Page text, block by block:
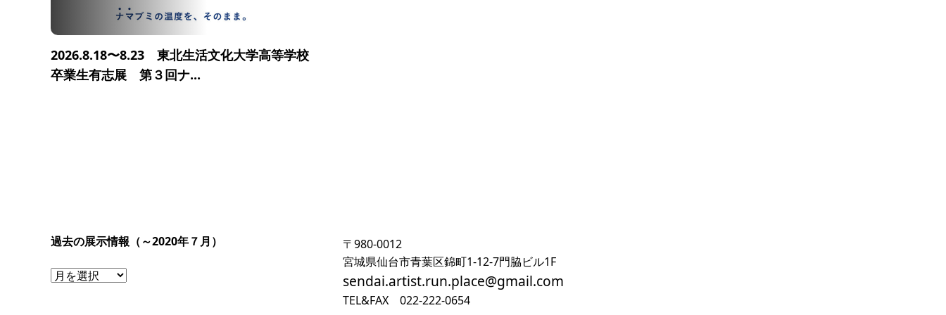
2026.8.18〜8.23 東北生活文化大学高等学校
卒業生有志展 第３回ナ...
過去の展示情報（～2020年７月）
過
去
〒980-0012
宮城県仙台市青葉区錦町1-12-7門脇ビル1F
sendai.artist.run.place@gmail.com
TEL&FAX 022-222-0654